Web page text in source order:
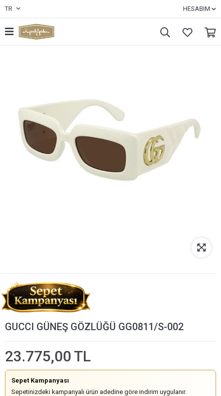
TR HESABIM
GUCCI GÜNEŞ GÖZLÜĞÜ GG0811/S-002
23.775,00 TL
Sepet Kampanyası
Sepetinizdeki kampanyalı ürün adedine göre indirim uygulanır.